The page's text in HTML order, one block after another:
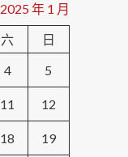
2025 年 1 月
六
日
4 5
11 12
18 19